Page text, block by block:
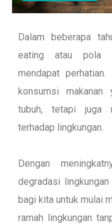
Dalam beberapa
eating atau pola
mendapat
konsumsi makanan
tubuh, tetapi juga
terhadap lingkungan.
Dengan
degradasi
bagi kita untuk mulai
ramah lingkungan